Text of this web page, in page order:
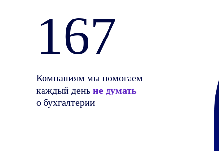
167
Компаниям мы помогаем
каждый день не думать
о бухгалтерии